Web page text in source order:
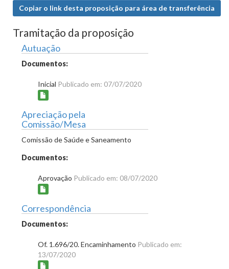
Copiar o link desta proposição para área de transferência
Tramitação da proposição
Autuação
Documentos:
Inicial Publicado em: 07/07/2020
Apreciação pela
Comissão/Mesa
Comissão de Saúde e Saneamento
Documentos:
Aprovação Publicado em: 08/07/2020
Correspondência
Documentos:
Of. 1.696/20. Encaminhamento Publicado em:
13/07/2020